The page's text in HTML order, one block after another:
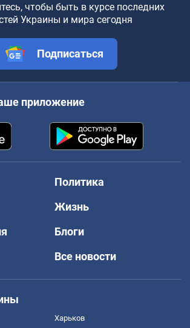
чтобы быть в курсе последних
Украины и мира сегодня
Подписаться
приложение
Политика
Жизнь
Блоги
Все новости
Харьков